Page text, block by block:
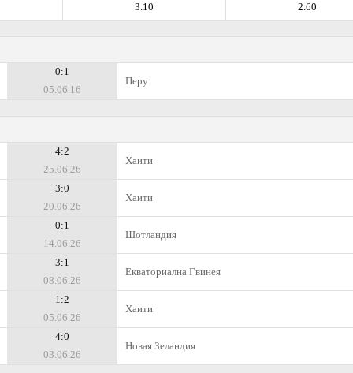
2.60
3.10
0:1
05.06.16
Перу
4:2
25.06.26
Хаити
3:0
20.06.26
Хаити
0:1
14.06.26
Шотландия
3:1
08.06.26
Екваториална Гвинея
1:2
05.06.26
Хаити
4:0
03.06.26
Новая Зеландия